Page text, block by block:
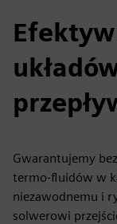
Gwarantujemy
termo-fluidów w
niezawodnemu i
solwerowi